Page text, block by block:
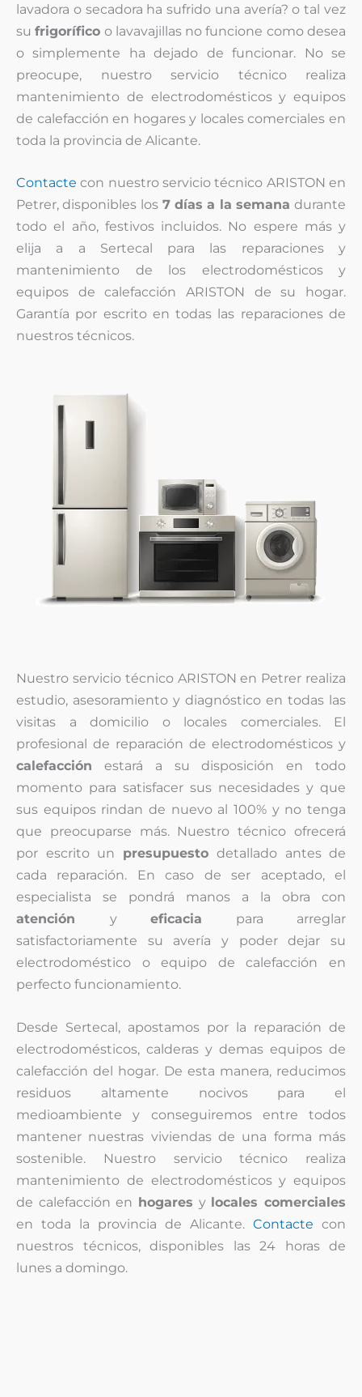
lavadora o secadora ha sufrido una avería? o tal vez
sufrigorífico o lavavajillas no funcione como desea
o simplemente ha dejado de funcionar. No se
preocupe, nuestro servicio técnico realiza
mantenimiento de electrodomésticos y equipos
de calefacción en hogares y locales comerciales en
toda la provincia de Alicante.
Contacte con nuestro servicio técnico ARISTON en
Petrer, disponibles los7 días a la semana durante
todo el año, festivos incluidos. No espere más y
elija a a Sertecal para las reparaciones y
mantenimiento de los electrodomésticos y
equipos de calefacción ARISTON de su hogar.
Garantía por escrito en todas las reparaciones de
nuestros técnicos.
Nuestro servicio técnico ARISTON en Petrer realiza
estudio, asesoramiento y diagnóstico en todas las
visitas a domicilio o locales comerciales. El
profesional de reparación de electrodomésticos y
calefacción estará a su disposición en todo
momento para satisfacer sus necesidades y que
sus equipos rindan de nuevo al 100% y no tenga
que preocuparse más. Nuestro técnico ofrecerá
por escrito un presupuesto detallado antes de
cada reparación. En caso de ser aceptado, el
especialista se pondrá manos a la obra con
atención y eficacia para arreglar
satisfactoriamente su avería y poder dejar su
electrodoméstico o equipo de calefacción en
perfecto funcionamiento.
Desde Sertecal, apostamos por la reparación de
electrodomésticos, calderas y demas equipos de
calefacción del hogar. De esta manera, reducimos
residuos altamente nocivos para el
medioambiente y conseguiremos entre todos
mantener nuestras viviendas de una forma más
sostenible. Nuestro servicio técnico realiza
mantenimiento de electrodomésticos y equipos
de calefacción en hogares y locales comerciales
en toda la provincia de Alicante. Contacte con
nuestros técnicos, disponibles las 24 horas de
lunes a domingo.